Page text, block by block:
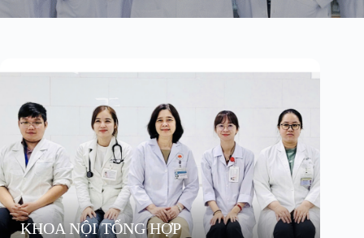
KHOA NỘI TỔNG HỢP